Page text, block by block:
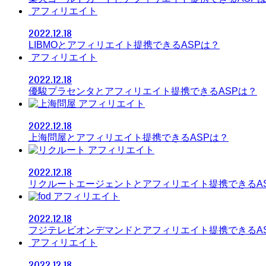
アフィリエイト
2022.12.18
LIBMOとアフィリエイト提携できるASPは？
アフィリエイト
2022.12.18
優駿プラセンタとアフィリエイト提携できるASPは？
アフィリエイト
2022.12.18
上海問屋とアフィリエイト提携できるASPは？
アフィリエイト
2022.12.18
リクルートエージェントとアフィリエイト提携できる
アフィリエイト
2022.12.18
フジテレビオンデマンドとアフィリエイト提携できる
アフィリエイト